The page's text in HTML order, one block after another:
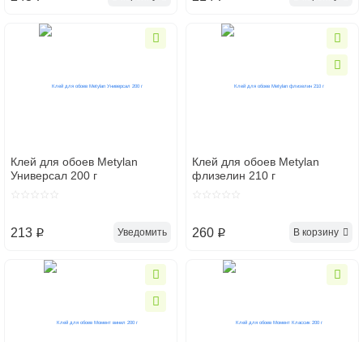
Клей для обоев Metylan
Универсал 200 г
213 p Уведомить
Клей для обоев Metylan
флизелин 210 г
260 p В корзину